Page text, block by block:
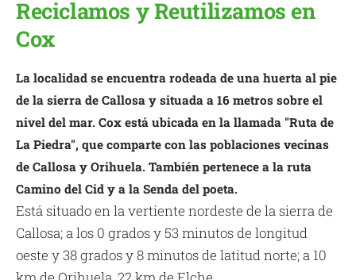
Reciclamos y Reutilizamos en
Cox
La localidad se encuentra rodeada de una huerta al pie
de la sierra de Callosa y situada a 16 metros sobre el
nivel del mar. Cox está ubicada en la llamada "Ruta de
La Piedra", que comparte con las poblaciones vecinas
de Callosa y Orihuela. También pertenece a la ruta
Camino del Cid y a la Senda del poeta.
Está situado en la vertiente nordeste de la sierra de
Callosa; a los 0 grados y 53 minutos de longitud
oeste y 38 grados y 8 minutos de latitud norte; a 10